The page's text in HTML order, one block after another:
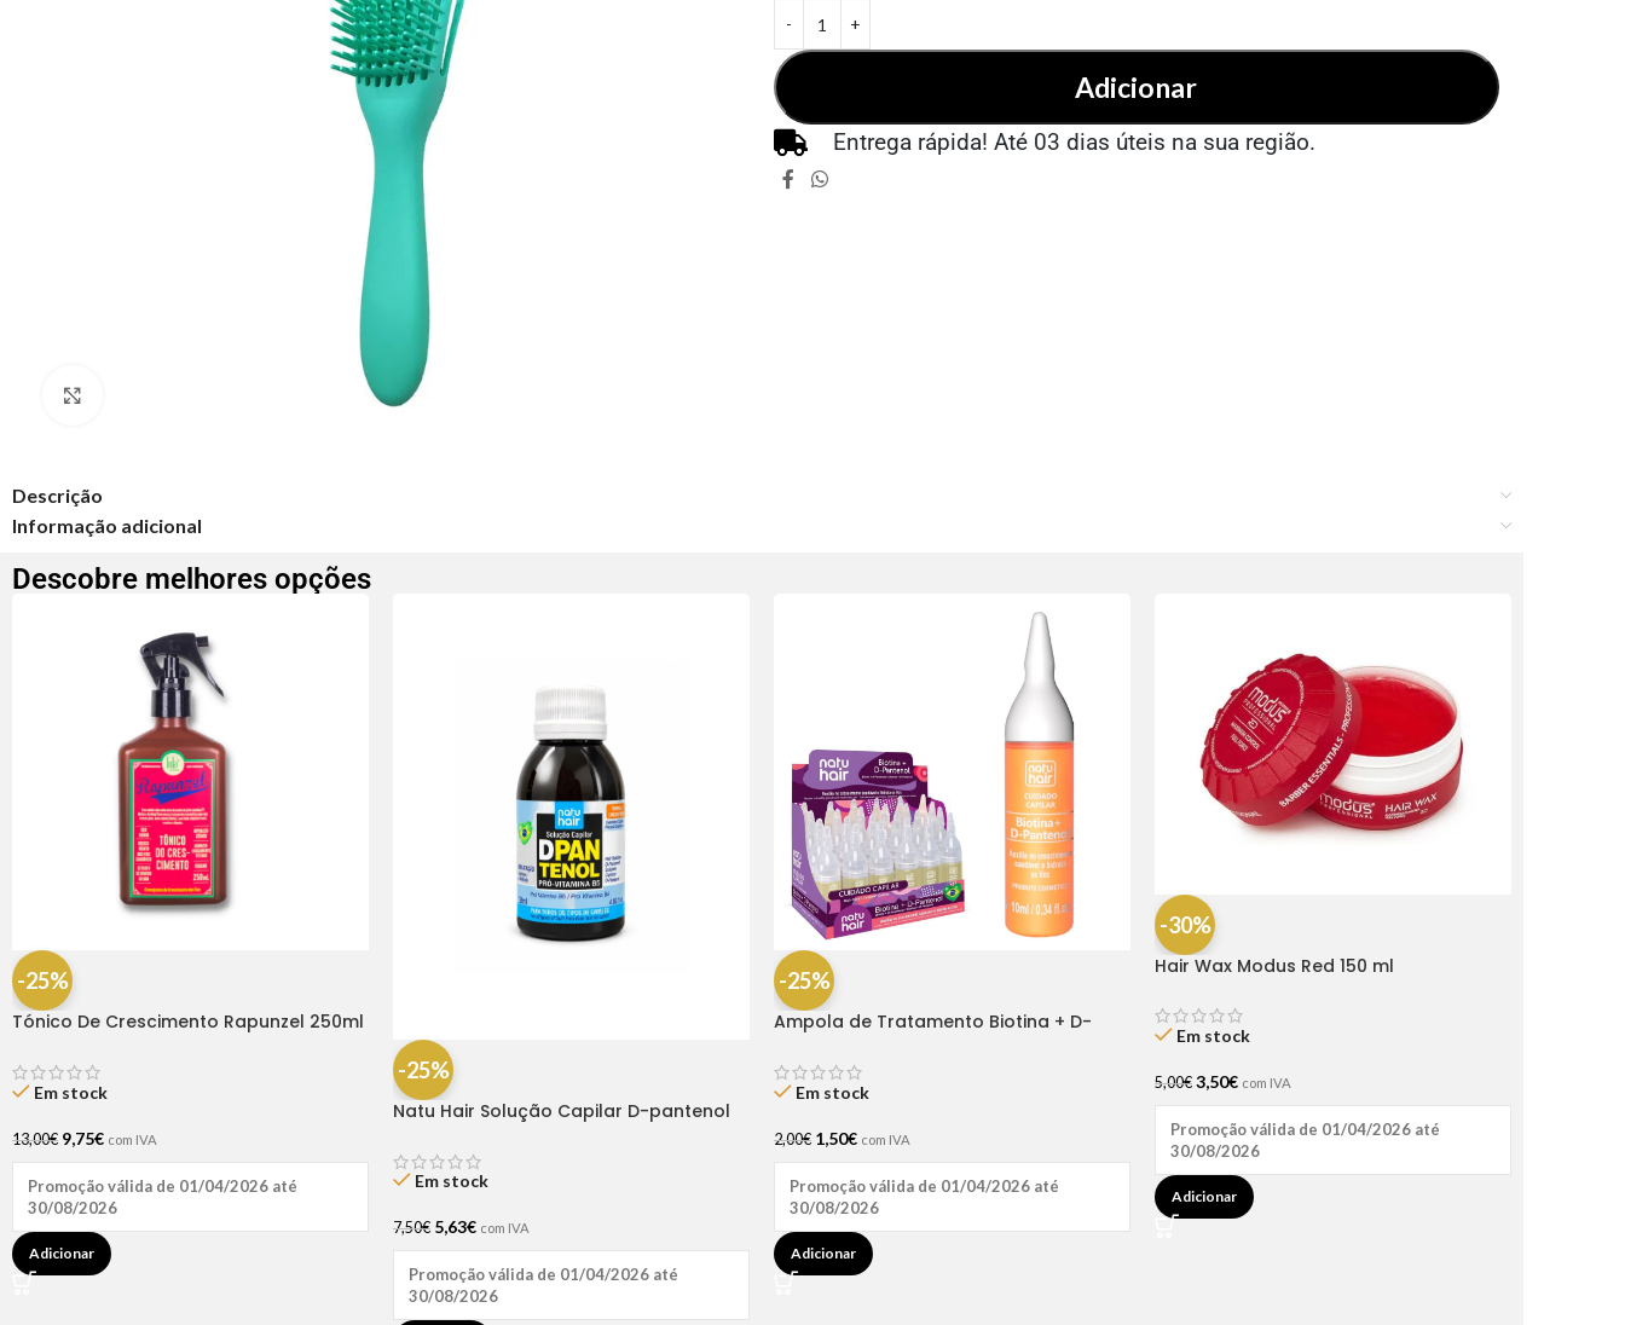
Adicionar
Entrega rápida! Até 03 dias úteis na sua região.
Descrição
Informação adicional
Descobre melhores opções
-25%
Tónico De Crescimento Rapunzel 250ml
Em stock
13,00€ 9,75€ com IVA
Promoção válida de 01/04/2026 até
30/08/2026
Adicionar
-25%
Natu Hair Solução Capilar D-pantenol
Em stock
7,50€ 5,63€ com IVA
Promoção válida de 01/04/2026 até
30/08/2026
-25%
Ampola de Tratamento Biotina + D-
Em stock
2,00€ 1,50€ com IVA
Promoção válida de 01/04/2026 até
30/08/2026
Adicionar
-30%
Hair Wax Modus Red 150 ml
Em stock
5,00€ 3,50€ com IVA
Promoção válida de 01/04/2026 até
30/08/2026
Adicionar